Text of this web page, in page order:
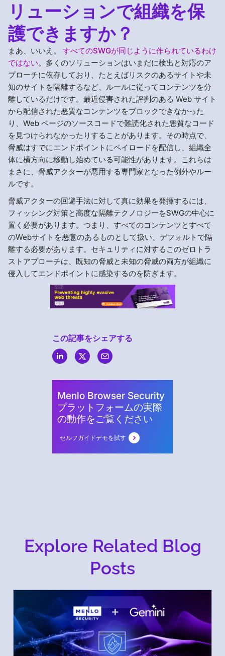
リューションで組織を保
護できますか？
まあ、いいえ。 すべてのSWGが同じように作られているわけ
ではない。多くのソリューションはいまだに検出と対応のア
プローチに依存しており、たとえばリスクのあるサイトや未
知のサイトを隔離するなど、ルールに従ってコンテンツを分
離しているだけです。最近侵害された評判のある Web サイト
から配信された悪質なコンテンツをブロックできなかった
り、Web ページのソースコードで難読化された悪質なコード
を見つけられなかったりすることがあります。その時点で、
脅威はすでにエンドポイントにペイロードを配信し、組織全
体に横方向に移動し始めている可能性があります。これらは
まさに、脅威アクターが悪用する専門家となった例外やルー
ルです。
脅威アクターの回避手法に対して真に効果を発揮するには、
フィッシング対策と高度な隔離テクノロジーをSWGの中心に
置く必要があります。つまり、すべてのコンテンツとすべて
のWebサイトを悪意のあるものとして扱い、デフォルトで隔
離する必要があります。セキュリティに対するこのゼロトラ
ストアプローチは、既知の脅威と未知の脅威の両方が組織に
侵入してエンドポイントに感染するのを防ぎます。
この記事をシェアする
Menlo Browser Security
プラットフォームの実際
の動作をご覧ください
セルフガイドデモを試す
Explore Related Blog
Posts